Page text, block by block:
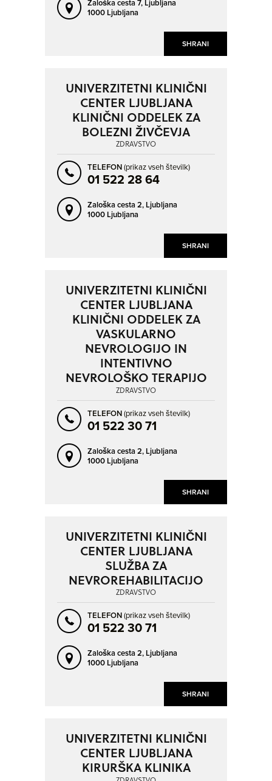
SHRANI
Zaloška cesta 7, Ljubljana
1000 Ljubljana
SHRANI
UNIVERZITETNI KLINIČNI
CENTER LJUBLJANA
KLINIČNI ODDELEK ZA
BOLEZNI ŽIVČEVJA
ZDRAVSTVO
TELEFON(prikaz vseh številk)
01 522 28 64
Zaloška cesta 2, Ljubljana
1000 Ljubljana
SHRANI
UNIVERZITETNI KLINIČNI
CENTER LJUBLJANA
KLINIČNI ODDELEK ZA
VASKULARNO
NEVROLOGIJO IN
INTENTIVNO
NEVROLOŠKO TERAPIJO
ZDRAVSTVO
TELEFON(prikaz vseh številk)
01 522 30 71
Zaloška cesta 2, Ljubljana
1000 Ljubljana
SHRANI
UNIVERZITETNI KLINIČNI
CENTER LJUBLJANA
SLUŽBA ZA
NEVROREHABILITACIJO
ZDRAVSTVO
TELEFON(prikaz vseh številk)
01 522 30 71
Zaloška cesta 2, Ljubljana
1000 Ljubljana
UNIVERZITETNI KLINIČNI
CENTER LJUBLJANA
KIRURŠKA KLINIKA